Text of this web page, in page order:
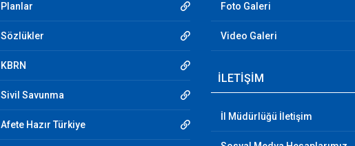
Planlar
Sözlükler
KBRN
Sivil Savunma
Afete Hazır Türkiye
Foto Galeri
Video Galeri
İLETİŞİM
İl Müdürlüğü İletişim